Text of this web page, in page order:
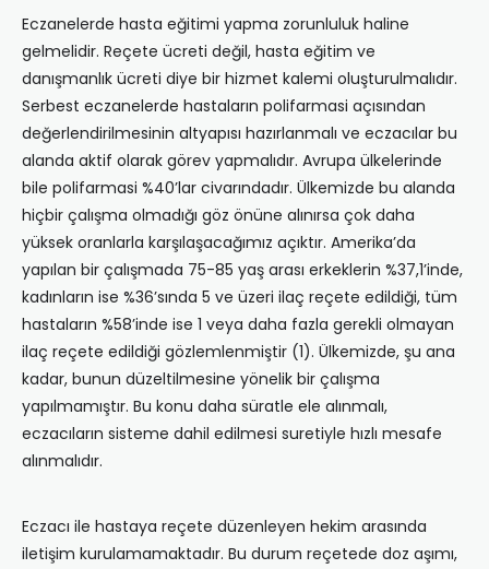
Eczanelerde hasta eğitimi yapma zorunluluk haline
gelmelidir. Reçete ücreti değil, hasta eğitim ve
danışmanlık ücreti diye bir hizmet kalemi oluşturulmalıdır.
Serbest eczanelerde hastaların polifarmasi açısından
değerlendirilmesinin altyapısı hazırlanmalı ve eczacılar bu
alanda aktif olarak görev yapmalıdır. Avrupa ülkelerinde
bile polifarmasi %40’lar civarındadır. Ülkemizde bu alanda
hiçbir çalışma olmadığı göz önüne alınırsa çok daha
yüksek oranlarla karşılaşacağımız açıktır. Amerika’da
yapılan bir çalışmada 75-85 yaş arası erkeklerin %37,1’inde,
kadınların ise %36’sında 5 ve üzeri ilaç reçete edildiği, tüm
hastaların %58’inde ise 1 veya daha fazla gerekli olmayan
ilaç reçete edildiği gözlemlenmiştir (1). Ülkemizde, şu ana
kadar, bunun düzeltilmesine yönelik bir çalışma
yapılmamıştır. Bu konu daha süratle ele alınmalı,
eczacıların sisteme dahil edilmesi suretiyle hızlı mesafe
alınmalıdır.
Eczacı ile hastaya reçete düzenleyen hekim arasında
iletişim kurulamamaktadır. Bu durum reçetede doz aşımı,